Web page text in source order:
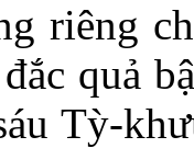
riêng
quả
Tỳ-